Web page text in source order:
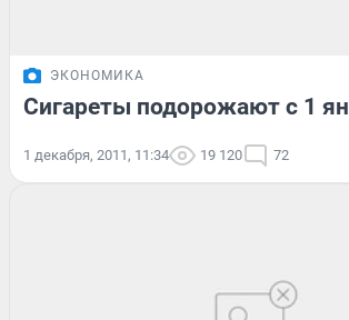
ЭКОНОМИКА
Сигареты подорожают с 1
1 декабря, 2011, 11:34 19 120 72